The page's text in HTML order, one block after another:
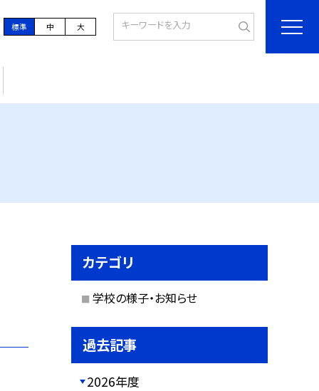
標準 中 大
カテゴリ
学校の様子・お知らせ
過去記事
2026年度